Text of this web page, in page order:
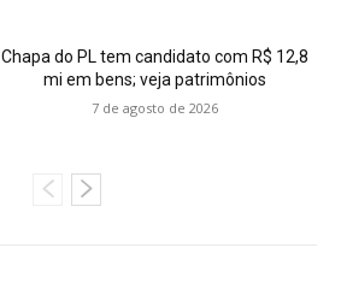
Chapa do PL tem candidato com R$ 12,8
mi em bens; veja patrimônios
7 de agosto de 2026